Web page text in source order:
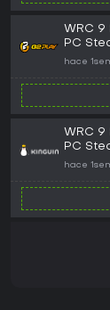
WRC 9
PC
hace
WRC 9
PC
hace